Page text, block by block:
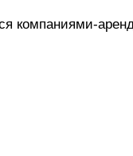
компаниями-